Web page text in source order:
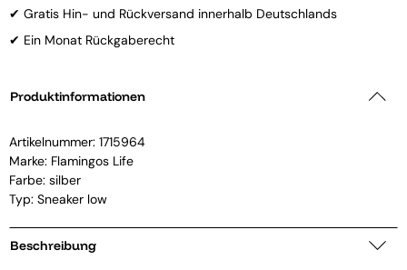
✔ Gratis Hin- und Rückversand innerhalb Deutschlands
✔ Ein Monat Rückgaberecht
Produktinformationen
Artikelnummer: 1715964
Marke: Flamingos Life
Farbe: silber
Typ: Sneaker low
Beschreibung